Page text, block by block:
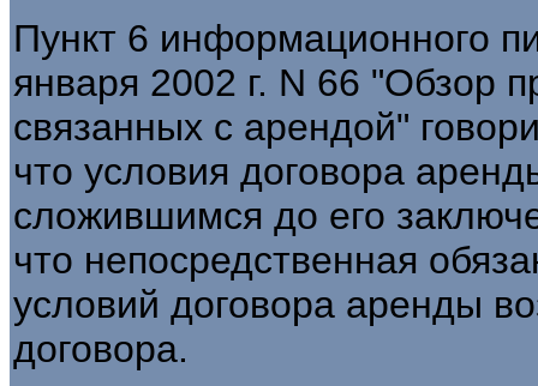
Пункт 6 информационного
января 2002 г. N 66 "Обзор
связанных с арендой"
что условия договора
сложившимся до его
что непосредственная
условий договора аренды
договора.